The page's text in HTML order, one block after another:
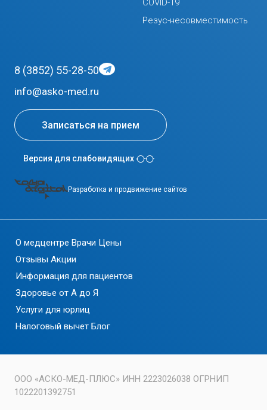
COVID-19
Резус-несовместимость
8 (3852) 55-28-50
info@asko-med.ru
Записаться на прием
Версия для слабовидящих
Разработка и продвижение сайтов
О медцентре Врачи Цены
Отзывы Акции
Информация для пациентов
Здоровье от А до Я
Услуги для юрлиц
Налоговый вычет Блог
ООО «АСКО-МЕД-ПЛЮС» ИНН 2223026038 ОГРНИП
1022201392751